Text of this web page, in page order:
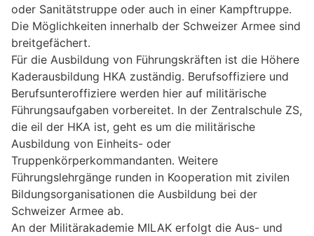
oder Sanitätstruppe oder auch in einer Kampftruppe.
Die Möglichkeiten innerhalb der Schweizer Armee sind
breitgefächert.
Für die Ausbildung von Führungskräften ist die Höhere
Kaderausbildung HKA zuständig. Berufsoffiziere und
Berufsunteroffiziere werden hier auf militärische
Führungsaufgaben vorbereitet. In der Zentralschule ZS,
die eil der HKA ist, geht es um die militärische
Ausbildung von Einheits- oder
Truppenkörperkommandanten. Weitere
Führungslehrgänge runden in Kooperation mit zivilen
Bildungsorganisationen die Ausbildung bei der
Schweizer Armee ab.
An der Militärakademie MILAK erfolgt die Aus- und